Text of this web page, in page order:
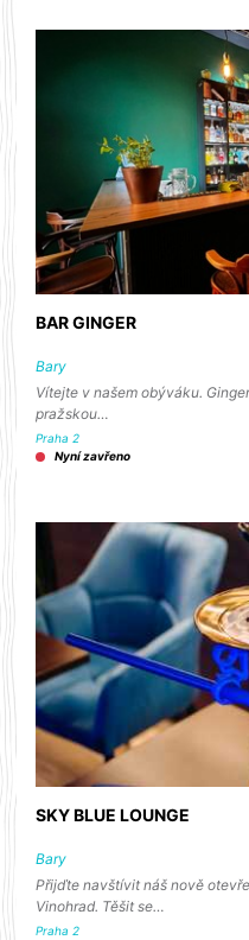
BAR GINGER
Bary
Vítejte v našem obýváku.
pražskou…
Praha 2
Nyní zavřeno
SKY BLUE LOUNGE
Bary
Přijďte navštívit náš nově
Vinohrad. Těšit se…
Praha 2